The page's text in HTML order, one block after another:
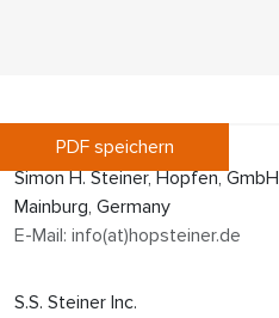
PDF speichern
Simon H. Steiner, Hopfen, GmbH
Mainburg, Germany
E-Mail: info(at)hopsteiner.de
S.S. Steiner Inc.